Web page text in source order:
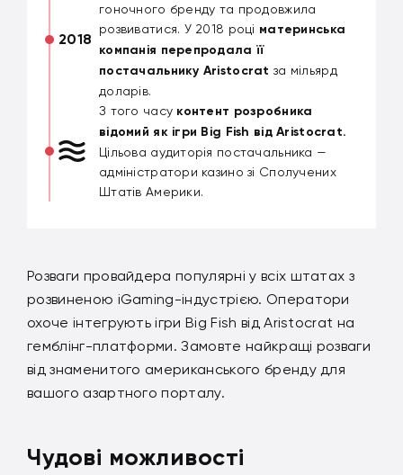
2018
гоночного бренду та продовжила
розвиватися. У 2018 році материнська
компанія перепродала її
постачальнику Aristocrat за мільярд
доларів.
З того часу контент розробника
відомий як ігри Big Fish від Aristocrat.
Цільова аудиторія постачальника —
адміністратори казино зі Сполучених
Штатів Америки.
Розваги провайдера популярні у всіх штатах з
розвиненою iGaming-індустрією. Оператори
охоче інтегрують ігри Big Fish від Aristocrat на
гемблінг-платформи. Замовте найкращі розваги
від знаменитого американського бренду для
вашого азартного порталу.
Чудові можливості